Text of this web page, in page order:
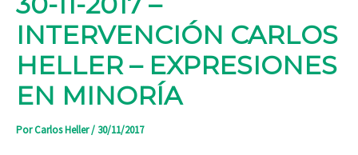
INTERVENCIÓN CARLOS
HELLER – EXPRESIONES
EN MINORÍA
PorCarlos Heller/ 30/11/2017